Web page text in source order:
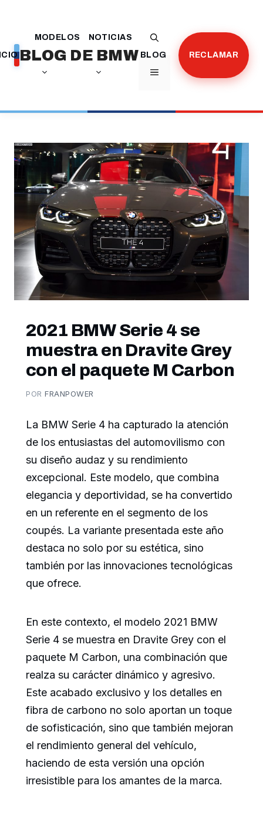
contenido
BLOG DE BMW
MENÚ
MODELOS
NOTICIAS
BLOG
RECLAMAR
2021 BMW Serie 4 se
muestra en Dravite Grey
con el paquete M Carbon
PORFRANPOWER
La BMW Serie 4 ha capturado la atención
de los entusiastas del automovilismo con
su diseño audaz y su rendimiento
excepcional. Este modelo, que combina
elegancia y deportividad, se ha convertido
en un referente en el segmento de los
coupés. La variante presentada este año
destaca no solo por su estética, sino
también por las innovaciones tecnológicas
que ofrece.
En este contexto, el modelo 2021 BMW
Serie 4 se muestra en Dravite Grey con el
paquete M Carbon, una combinación que
realza su carácter dinámico y agresivo.
Este acabado exclusivo y los detalles en
fibra de carbono no solo aportan un toque
de sofisticación, sino que también mejoran
el rendimiento general del vehículo,
haciendo de esta versión una opción
irresistible para los amantes de la marca.